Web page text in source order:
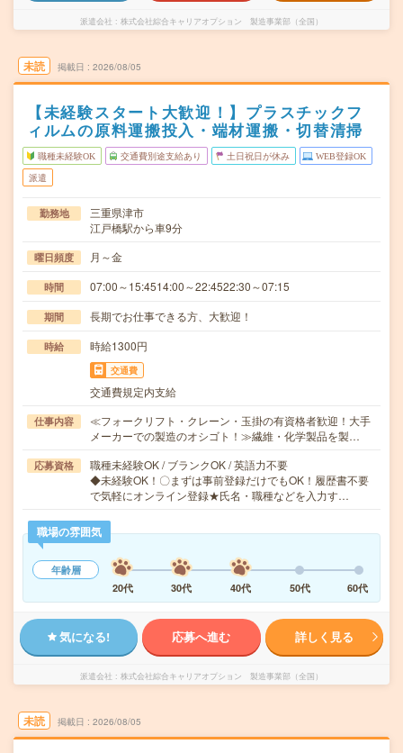
派遣会社 株式会社綜合キャリアオプション 製造事業部（全国）
未読 掲載日 2026/08/05
【未経験スタート大歓迎！】プラスチックフ
ィルムの原料運搬投入・端材運搬・切替清掃
職種未経験OK 交通費別途支給あり 土日祝日が休み WEB登録OK
派遣
勤務地
三重県津市
江戸橋駅から車9分
曜日頻度 月～金
時間 07:00～15:4514:00～22:4522:30～07:15
期間 長期でお仕事できる方、大歓迎！
時給 時給1300円
交通費
交通費規定内支給
仕事内容
≪フォークリフト・クレーン・玉掛の有資格者歓迎！大手
メーカーでの製造のオシゴト！≫繊維・化学製品を製…
応募資格
職種未経験OK / ブランクOK / 英語力不要
◆未経験OK！〇まずは事前登録だけでもOK！履歴書不要
で気軽にオンライン登録★氏名・職種などを入力す…
職場の雰囲気
年齢層
20代
30代 40代 50代 60代
気になる! 応募へ進む 詳しく見る
派遣会社 株式会社綜合キャリアオプション 製造事業部（全国）
未読 掲載日 2026/08/05